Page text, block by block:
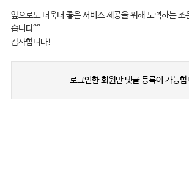
앞으로도 더욱더 좋은 서비스 제공을 위해 노력하는 조
습니다^^
감사합니다!
로그인한 회원만 댓글 등록이 가능합